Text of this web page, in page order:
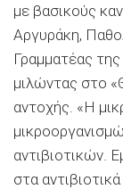
με βασικούς
Αργυράκη,
Γραμματέας της
μιλώντας στο
αντοχής. «Η
αντιβιοτικών.
στα